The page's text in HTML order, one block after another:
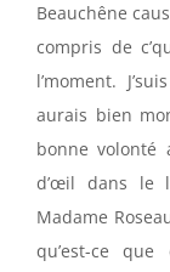
Beauchêne
compris de
l’moment.
aurais bien
bonne volonté
d’œil dans le
Madame
qu’est-ce